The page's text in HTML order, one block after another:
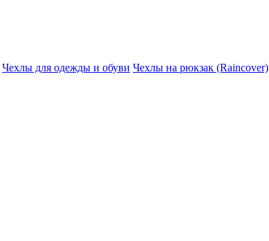
Чехлы для одежды и обуви Чехлы на рюкзак (Raincover)